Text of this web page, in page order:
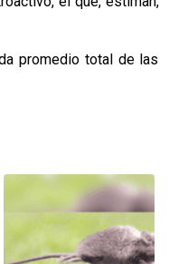
promedio total de las